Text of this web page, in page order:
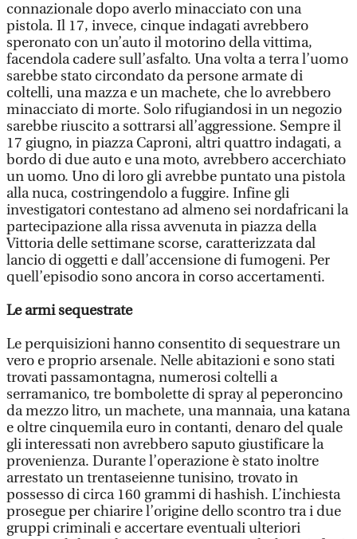
connazionale dopo averlo minacciato con una
pistola. Il 17, invece, cinque indagati avrebbero
speronato con un’auto il motorino della vittima,
facendola cadere sull’asfalto. Una volta a terra l’uomo
sarebbe stato circondato da persone armate di
coltelli, una mazza e un machete, che lo avrebbero
minacciato di morte. Solo rifugiandosi in un negozio
sarebbe riuscito a sottrarsi all’aggressione. Sempre il
17 giugno, in piazza Caproni, altri quattro indagati, a
bordo di due auto e una moto, avrebbero accerchiato
un uomo. Uno di loro gli avrebbe puntato una pistola
alla nuca, costringendolo a fuggire. Infine gli
investigatori contestano ad almeno sei nordafricani la
partecipazione alla rissa avvenuta in piazza della
Vittoria delle settimane scorse, caratterizzata dal
lancio di oggetti e dall’accensione di fumogeni. Per
quell’episodio sono ancora in corso accertamenti.
Le armi sequestrate
Le perquisizioni hanno consentito di sequestrare un
vero e proprio arsenale. Nelle abitazioni e sono stati
trovati passamontagna, numerosi coltelli a
serramanico, tre bombolette di spray al peperoncino
da mezzo litro, un machete, una mannaia, una katana
e oltre cinquemila euro in contanti, denaro del quale
gli interessati non avrebbero saputo giustificare la
provenienza. Durante l’operazione è stato inoltre
arrestato un trentaseienne tunisino, trovato in
possesso di circa 160 grammi di hashish. L’inchiesta
prosegue per chiarire l’origine dello scontro tra i due
gruppi criminali e accertare eventuali ulteriori